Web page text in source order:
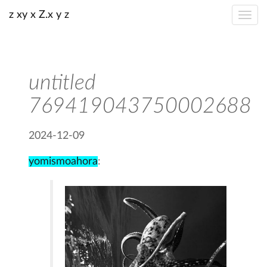
z xy x Z.x y z
untitled
769419043750002688
2024-12-09
yomismoahora: